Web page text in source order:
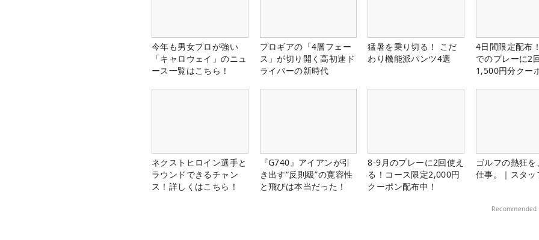
今年も男女プロが強い
「キャロウェイ」のニュ
ース一覧はこちら！
プロギアの「4層フェー
ス」が切り開く高初速ド
ライバーの新時代
猛暑を乗り切る！ こだ
わり機能派パンツ4選
4日間限定配布
でのプレーに2
1,500円分クー
ネクストヒロイン選手と
ラウンドできるチャン
ス！詳しくはこちら！
『G740』アイアンが引
き出す“反則級”の寛容性
と飛びは本当だった！
8-9月のプレーに2回使え
る！コース限定2,000円
クーポン配布中！
ゴルフの熱狂
仕事。｜スタ
Recommended